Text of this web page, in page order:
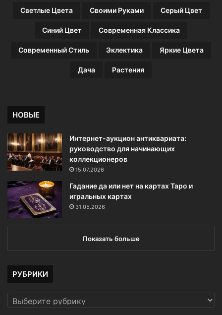
Светлые Цвета Своими Руками Серый Цвет
Синий Цвет Современная Классика
Современный Стиль Эклектика Яркие Цвета
Дача Растения
НОВЫЕ
Интернет-аукцион антиквариата:
руководство для начинающих
коллекционеров
15.07.2026
Гадание да или нет на картах Таро и
игральных картах
31.05.2026
Показать больше
РУБРИКИ
РУБРИКИ